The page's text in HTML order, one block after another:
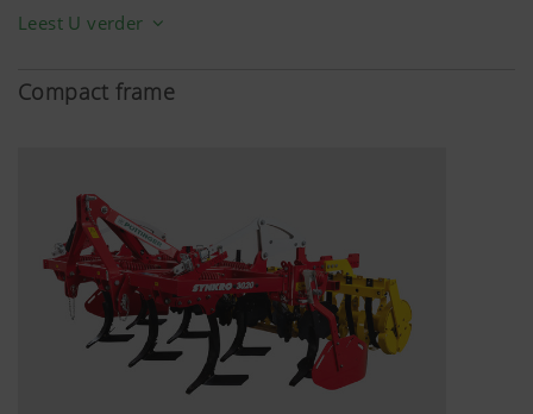
Aanbouw van de hefarm met dubbele aanbouwhaken
bevestigingshoogten. Ideaal wanner de cultivator
wordt gebruikt door verschillende tractoren met
Leest U verder
Compact frame